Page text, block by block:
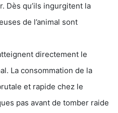
Dès qu’ils ingurgitent la
de l’animal sont
directement le
La consommation de la
et rapide chez le
pas avant de tomber raide